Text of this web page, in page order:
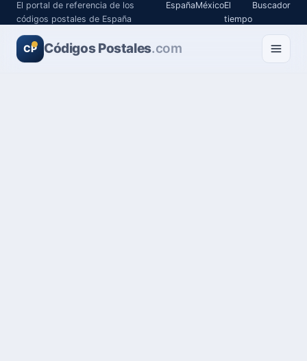
El portal de referencia de los
códigos postales de España
EspañaMéxicoEl
tiempo
Buscador
CP Códigos Postales.com